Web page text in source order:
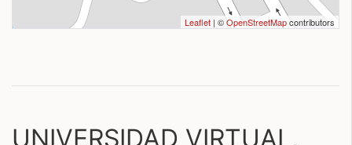
Leaflet | ©OpenStreetMapcontributors
UNIVERSIDAD VIRTUAL,